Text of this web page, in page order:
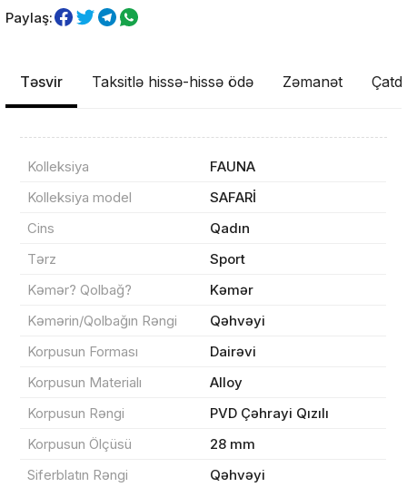
Paylaş:
Təsvir Taksitlə hissə-hissə ödə Zəmanət
Kolleksiya
FAUNA
Kolleksiya model
SAFARİ
Cins
Qadın
Tərz
Sport
Kəmər? Qolbağ?
Kəmər
Kəmərin/Qolbağın Rəngi
Qəhvəyi
Korpusun Forması
Dairəvi
Korpusun Materialı
Alloy
Korpusun Rəngi
PVD Çəhrayi Qızılı
Korpusun Ölçüsü
28 mm
Siferblatın Rəngi
Qəhvəyi
Məhsul(lar) səbətə əlavə edildi
Sifarişin detalları
Məhsul toplam
Endirim